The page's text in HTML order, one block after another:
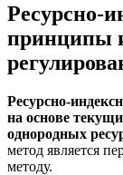
Ресурсно-
принципы
Ресурсно-
на основе
однородных
метод является
методу.